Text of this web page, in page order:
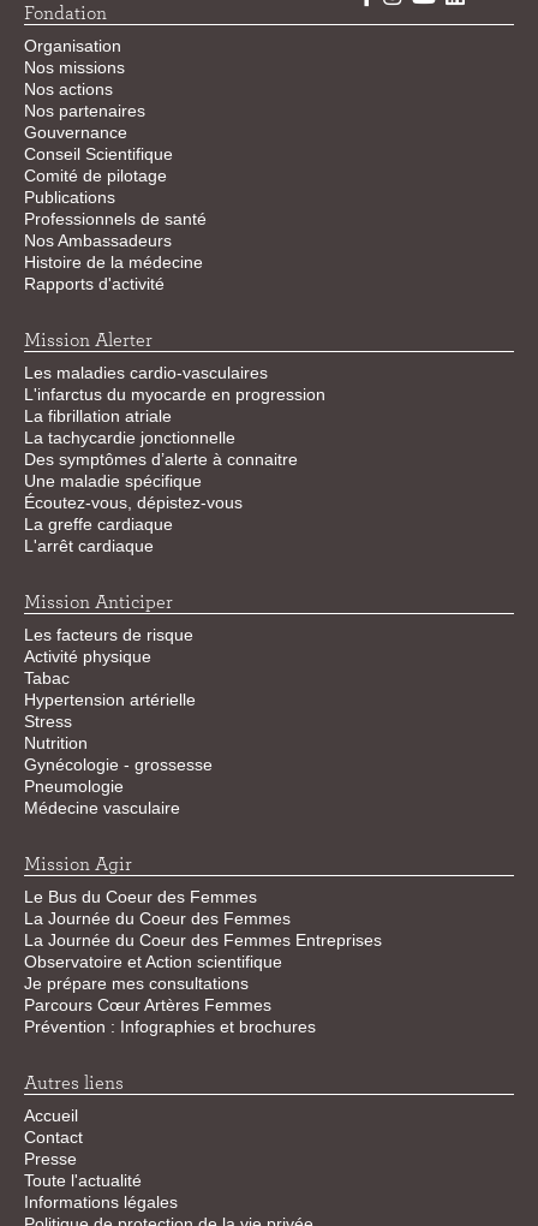
Fondation
Organisation
Nos missions
Nos actions
Nos partenaires
Gouvernance
Conseil Scientifique
Comité de pilotage
Publications
Professionnels de santé
Nos Ambassadeurs
Histoire de la médecine
Rapports d'activité
Mission Alerter
Les maladies cardio-vasculaires
L'infarctus du myocarde en progression
La fibrillation atriale
La tachycardie jonctionnelle
Des symptômes d’alerte à connaitre
Une maladie spécifique
Écoutez-vous, dépistez-vous
La greffe cardiaque
L'arrêt cardiaque
Mission Anticiper
Les facteurs de risque
Activité physique
Tabac
Hypertension artérielle
Stress
Nutrition
Gynécologie - grossesse
Pneumologie
Médecine vasculaire
Mission Agir
Le Bus du Coeur des Femmes
La Journée du Coeur des Femmes
La Journée du Coeur des Femmes Entreprises
Observatoire et Action scientifique
Je prépare mes consultations
Parcours Cœur Artères Femmes
Prévention : Infographies et brochures
Autres liens
Accueil
Contact
Presse
Toute l'actualité
Informations légales